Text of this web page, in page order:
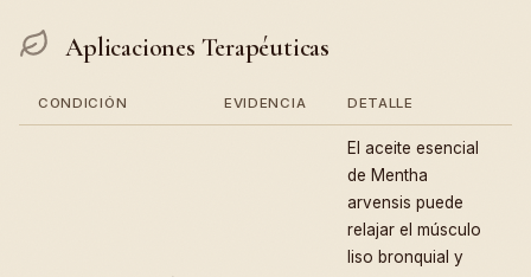
Aplicaciones Terapéuticas
CONDICIÓN EVIDENCIA DETALLE
El aceite esencial
de Mentha
arvensis puede
relajar el músculo
liso bronquial y